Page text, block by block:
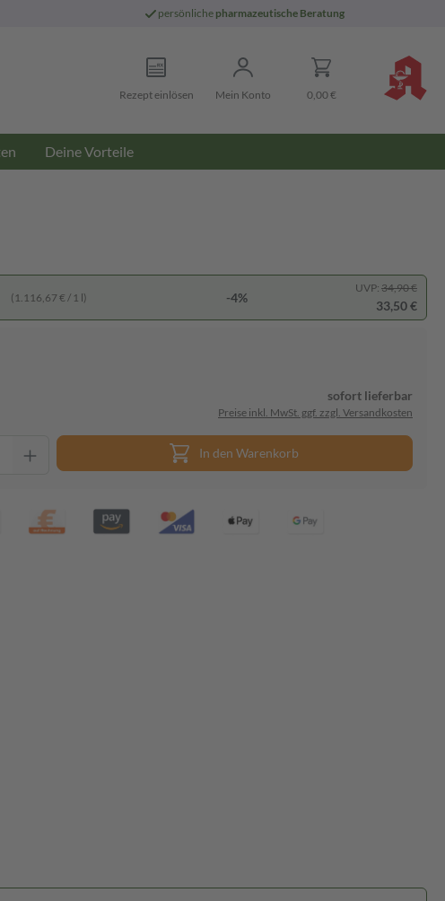
persönliche pharmazeutische Beratung
Rezept einlösen Mein Konto 0,00 €
Deine Vorteile
(1.116,67 € / 1 l) -4%
UVP: 34,90 €
33,50 €
sofort lieferbar
Preise inkl. MwSt. ggf. zzgl. Versandkosten
In den Warenkorb